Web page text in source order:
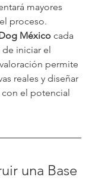
mayores
proceso.
México cada
de iniciar el
permite
reales y diseñar
el potencial
una Base